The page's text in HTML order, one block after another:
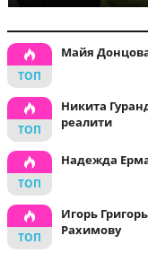
Майя
Никита
реалити
Надежда
Игорь
Рахимову